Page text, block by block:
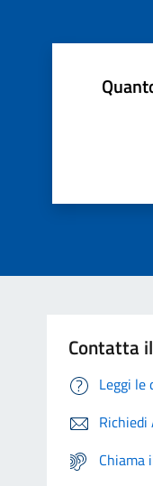
Contatta
Leggi le
Richiedi
Chiama